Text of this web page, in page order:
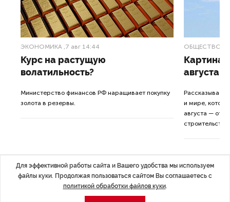
ЭКОНОМИКА ,7 авг 14:44
Курс на растущую
волатильность?
Министерство финансов РФ наращивает покупку
золота в резервы.
ОБЩЕСТВО
Картина
августа
Рассказываем
и мире,
августа — от
Для эффективной работы сайта и Вашего удобства мы используем
файлы куки. Продолжая пользоваться сайтом Вы соглашаетесь с
политикой обработки файлов куки.